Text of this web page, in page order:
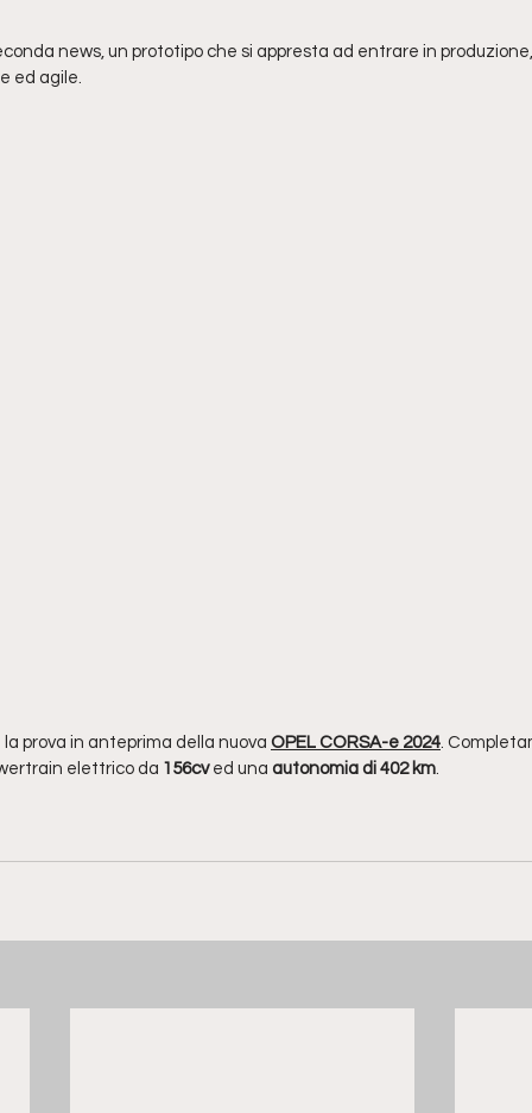
news, un prototipo che si appresta ad entrare in
ed agile.
prova in anteprima della nuova OPEL CORSA-e 2024.
elettrico da 156cv ed una autonomia di 402 km.